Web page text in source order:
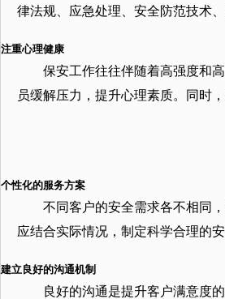
律法规、应急处理、安全防范技术
注重心理健康
保安工作往往伴随着高强度和
员缓解压力，提升心理素质。同时
个性化的服务方案
不同客户的安全需求各不相同
应结合实际情况，制定科学合理的
建立良好的沟通机制
良好的沟通是提升客户满意度